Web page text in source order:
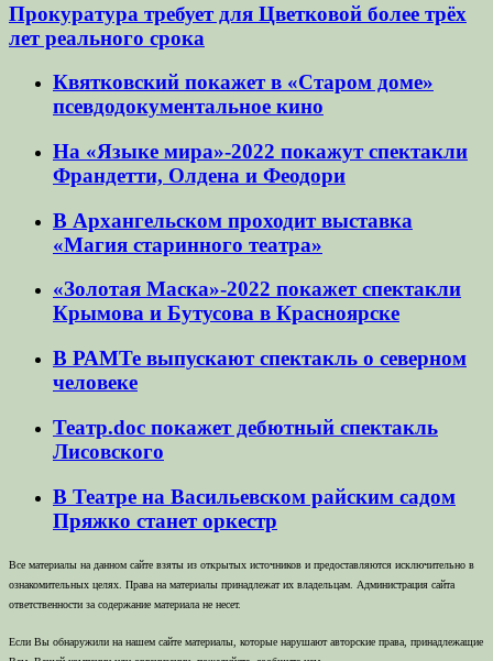
Прокуратура требует для Цветковой более трёх
лет реального срока
Квятковский покажет в «Старом доме»
псевдодокументальное кино
На «Языке мира»-2022 покажут спектакли
Франдетти, Олдена и Феодори
В Архангельском проходит выставка
«Магия старинного театра»
«Золотая Маска»-2022 покажет спектакли
Крымова и Бутусова в Красноярске
В РАМТе выпускают спектакль о северном
человеке
Театр.doc покажет дебютный спектакль
Лисовского
В Театре на Васильевском райским садом
Пряжко станет оркестр
Все материалы на данном сайте взяты из открытых источников и предоставляются исключительно в
ознакомительных целях. Права на материалы принадлежат их владельцам. Администрация сайта
ответственности за содержание материала не несет.
Если Вы обнаружили на нашем сайте материалы, которые нарушают авторские права, принадлежащие